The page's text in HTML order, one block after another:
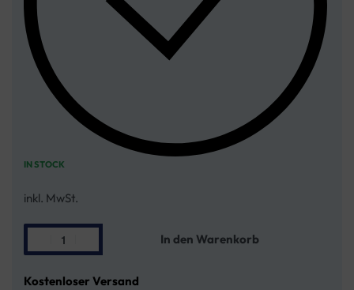
IN STOCK
inkl. MwSt.
In den Warenkorb
Kostenloser Versand